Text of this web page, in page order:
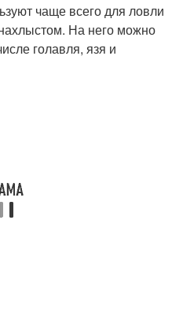
чаще всего для ловли
На него можно
голавля, язя и